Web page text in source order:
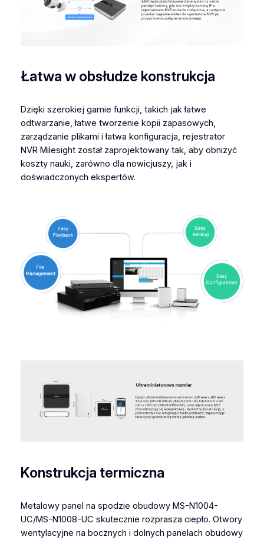
Łatwa w obsłudze konstrukcja
Dzięki szerokiej gamie funkcji, takich jak łatwe
odtwarzanie, łatwe tworzenie kopii zapasowych,
zarządzanie plikami i łatwa konfiguracja, rejestrator
NVR Milesight został zaprojektowany tak, aby obniżyć
koszty nauki, zarówno dla nowicjuszy, jak i
doświadczonych ekspertów.
Konstrukcja termiczna
Metalowy panel na spodzie obudowy MS-N1004-
UC/MS-N1008-UC skutecznie rozprasza ciepło. Otwory
wentylacyjne na bocznych i dolnych panelach obudowy